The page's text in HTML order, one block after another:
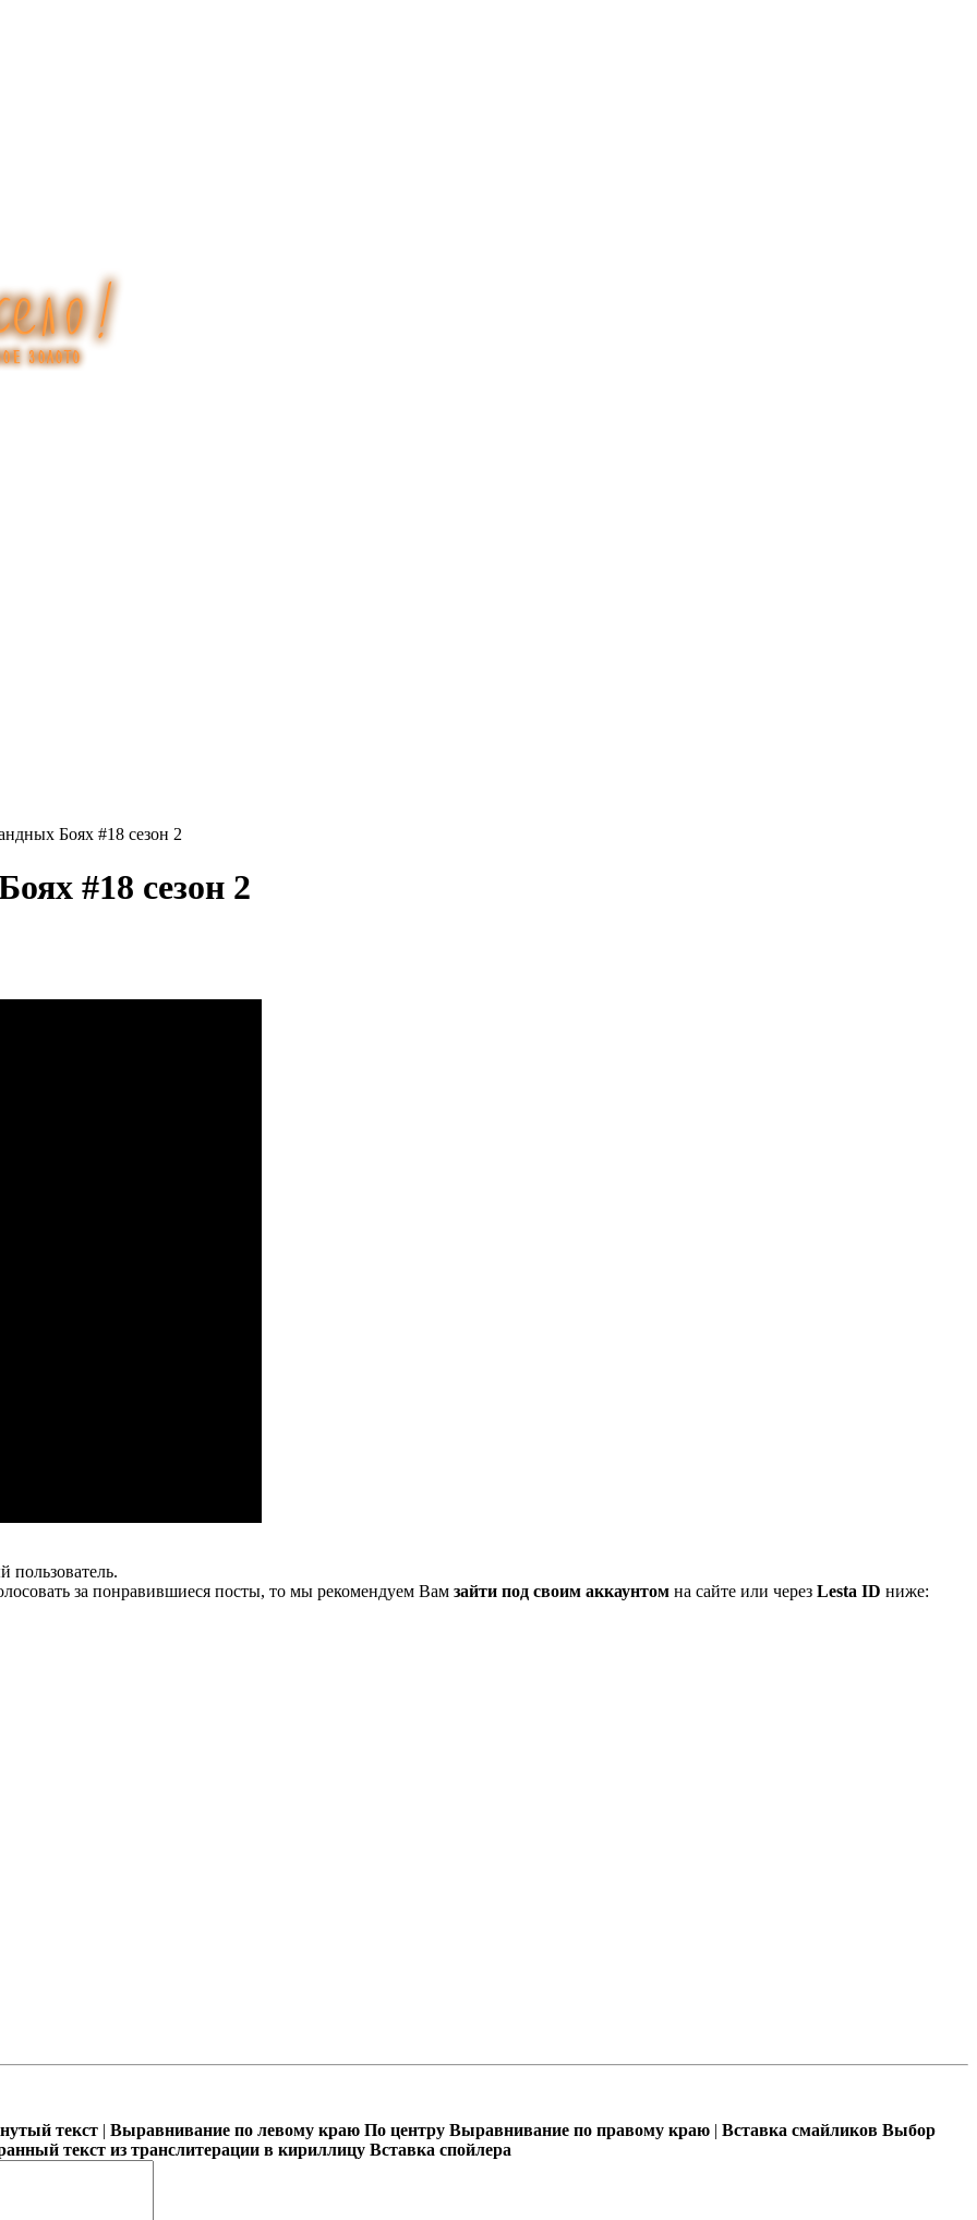
Боях #18 сезон 2
#18 сезон 2
пользователь.
за понравившиеся посты, то мы рекомендуем Вам зайти под своим аккаунтом на сайте или через Lesta ID ниже:
текст | Выравнивание по левому краю По центру Выравнивание по правому краю | Вставка смайликов Выбор
текст из транслитерации в кириллицу Вставка спойлера